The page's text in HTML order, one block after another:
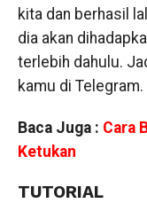
kita dan berhasil
dia akan
terlebih dahulu.
kamu di Telegram.
Baca Juga : Cara
Ketukan
TUTORIAL